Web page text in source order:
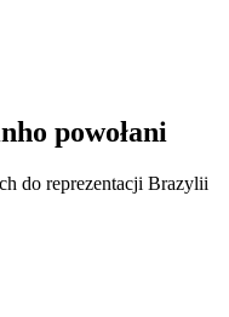
powołani
do reprezentacji Brazylii